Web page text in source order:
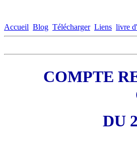
Accueil Blog Télécharger Liens livre
COMPTE
DU